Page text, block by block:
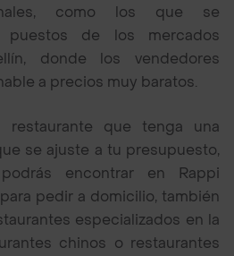
como los que se
de los mercados
donde los vendedores
a precios muy baratos.
que tenga una
se ajuste a tu presupuesto,
encontrar en Rappi
pedir a domicilio, también
especializados en la
chinos o restaurantes